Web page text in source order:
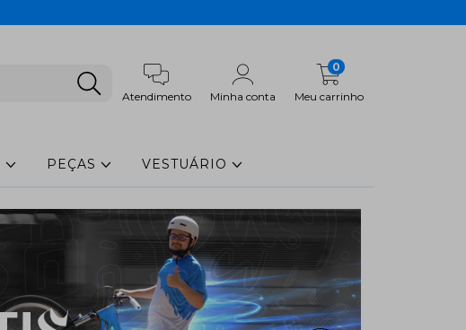
Atendimento Minha conta Meu carrinho
0
PEÇAS VESTUÁRIO